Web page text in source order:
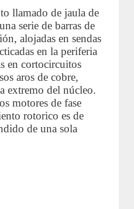
llamado de jaula de
serie de barras de
alojadas en sendas
en la periferia
en cortocircuitos
aros de cobre,
extremo del núcleo.
motores de fase
rotorico es de
de una sola